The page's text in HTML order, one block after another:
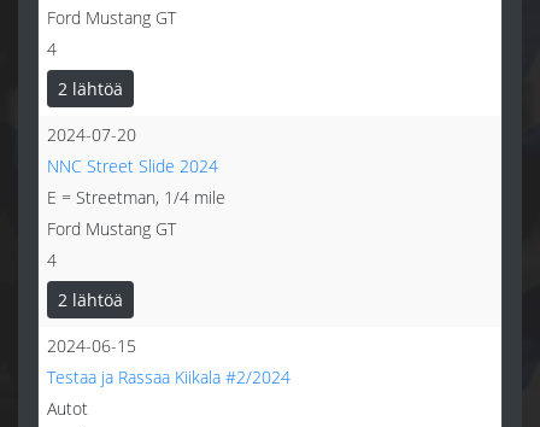
Ford Mustang GT
4
2 lähtöä
2024-07-20
NNC Street Slide 2024
E = Streetman, 1/4 mile
Ford Mustang GT
4
2 lähtöä
2024-06-15
Testaa ja Rassaa Kiikala #2/2024
Autot